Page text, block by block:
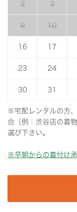
2 3
9 10
16 17
23 24
30 31
※宅配レンタルの方
合（例：渋谷店の着
選び下さい。
※早朝からの着付け承